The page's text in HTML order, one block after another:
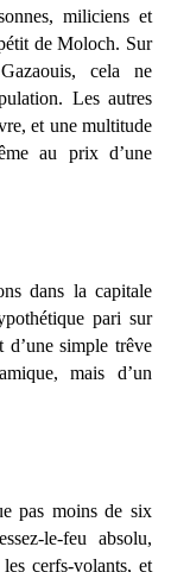
miliciens et
de Moloch. Sur
cela ne
Les autres
et une multitude
au prix d’une
dans la capitale
pari sur
d’une simple trêve
mais d’un
pas moins de six
le-feu absolu,
cerfs-volants, et